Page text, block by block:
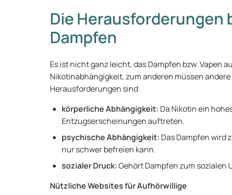
Die Herausforderungen
Dampfen
Es ist nicht ganz leicht, das Dampfen bzw. Vapen
Nikotinabhängigkeit, zum anderen müssen
Herausforderungen sind
körperliche Abhängigkeit: Da Nikotin ein
Entzugserscheinungen auftreten.
psychische Abhängigkeit: Das Dampfen wird
nur schwer befreien kann.
sozialer Druck:Gehört Dampfen zum sozialen
Nützliche Websites für Aufhörwillige